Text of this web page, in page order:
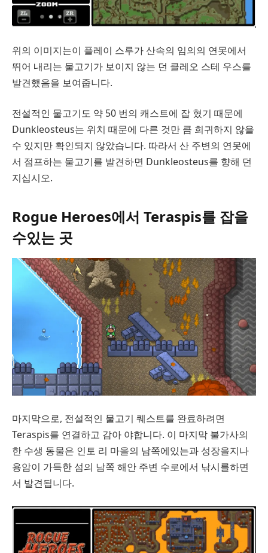
위의 이미지는이 플레이 스루가 산속의 임의의 연못에서
뛰어 내리는 물고기가 보이지 않는 던 클레오 스테 우스를
발견했음을 보여줍니다.
전설적인 물고기도 약 50 번의 캐스트에 잡 혔기 때문에
Dunkleosteus는 위치 때문에 다른 것만 큼 희귀하지 않을
수 있지만 확인되지 않았습니다. 따라서 산 주변의 연못에
서 점프하는 물고기를 발견하면 Dunkleosteus를 향해 던
지십시오.
Rogue Heroes에서 Teraspis를 잡을
수있는 곳
마지막으로, 전설적인 물고기 퀘스트를 완료하려면
Teraspis를 연결하고 감아 야합니다. 이 마지막 불가사의
한 수생 동물은 인토 리 마을의 남쪽에있는과 성장을지나
용암이 가득한 섬의 남쪽 해안 주변 수로에서 낚시를하면
서 발견됩니다.